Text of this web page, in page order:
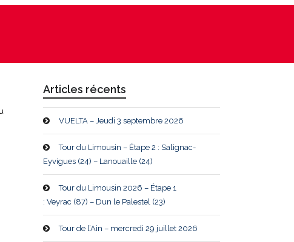
Articles récents
VUELTA – Jeudi 3 septembre 2026
Tour du Limousin – Étape 2 : Salignac-
Eyvigues (24) – Lanouaille (24)
Tour du Limousin 2026 – Étape 1
: Veyrac (87) – Dun le Palestel (23)
Tour de l’Ain – mercredi 29 juillet 2026